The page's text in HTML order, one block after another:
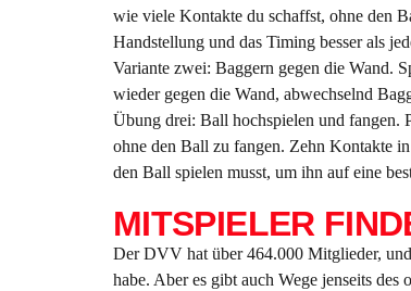
wie viele Kontakte du schaffst, ohne den
Handstellung und das Timing besser als
Variante zwei: Baggern gegen die Wand.
wieder gegen die Wand, abwechselnd
Übung drei: Ball hochspielen und fangen.
ohne den Ball zu fangen. Zehn Kontakte
den Ball spielen musst, um ihn auf eine
MITSPIELER
Der DVV hat über 464.000 Mitglieder,
habe. Aber es gibt auch Wege jenseits des